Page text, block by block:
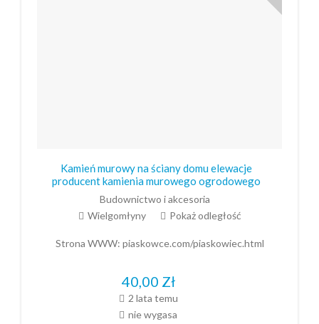
Kamień murowy na ściany domu elewacje
producent kamienia murowego ogrodowego
Budownictwo i akcesoria
Wielgomłyny
Pokaż odległość
Strona WWW: piaskowce.com/piaskowiec.html
40,00 Zł
2 lata temu
nie wygasa